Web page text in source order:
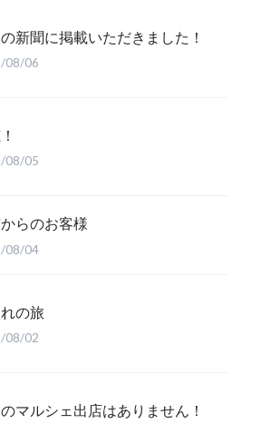
新聞に掲載いただきました！
08/06
08/05
らのお客様
08/04
の旅
08/02
マルシェ出店はありません！